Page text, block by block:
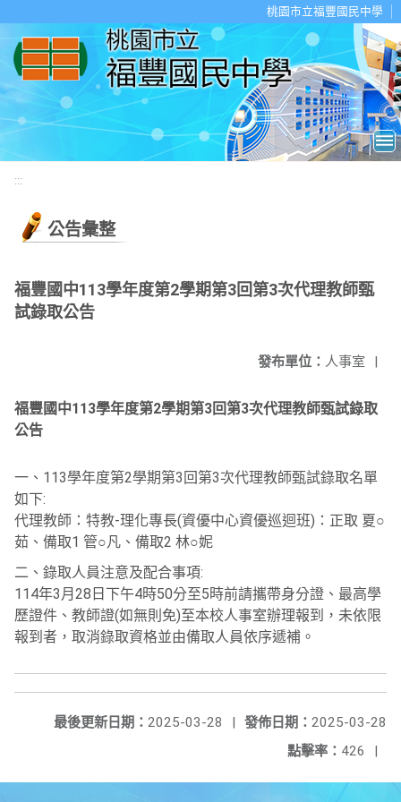
桃園市立福豐國民中學
:::
公告彙整
福豐國中113學年度第2學期第3回第3次代理教師甄
試錄取公告
發布單位： 人事室 |
福豐國中113學年度第2學期第3回第3次代理教師甄試錄取
公告
一、113學年度第2學期第3回第3次代理教師甄試錄取名單
如下:
代理教師：特教-理化專長(資優中心資優巡迴班)：正取 夏○
茹、備取1 管○凡、備取2 林○妮
二、錄取人員注意及配合事項:
114年3月28日下午4時50分至5時前請攜帶身分證、最高學
歷證件、教師證(如無則免)至本校人事室辦理報到，未依限
報到者，取消錄取資格並由備取人員依序遞補。
發佈日期： 2025-03-28
最後更新日期： 2025-03-28
|
點擊率： 426 |